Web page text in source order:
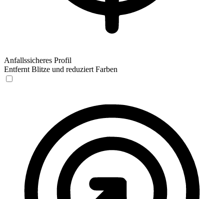
Anfallssicheres Profil
Entfernt Blitze und reduziert Farben